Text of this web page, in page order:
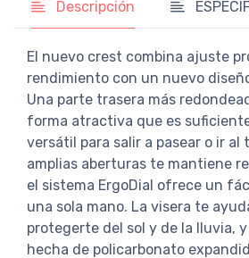
Descripción
El nuevo crest combina ajuste
rendimiento con un nuevo
Una parte trasera más
forma atractiva que es
versátil para salir a pasear o ir al
amplias aberturas te mantiene
el sistema ErgoDial ofrece un
una sola mano. La visera te
protegerte del sol y de la lluvia,
hecha de policarbonato